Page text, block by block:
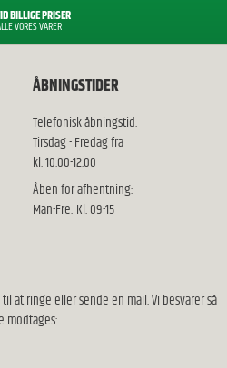
BILLIGE PRISER
VORES VARER
ÅBNINGSTIDER
Telefonisk åbningstid:
Tirsdag - Fredag fra
kl. 10.00-12.00
Åben for afhentning:
Man-Fre: Kl. 09-15
at ringe eller sende en mail. Vi besvarer så
modtages: